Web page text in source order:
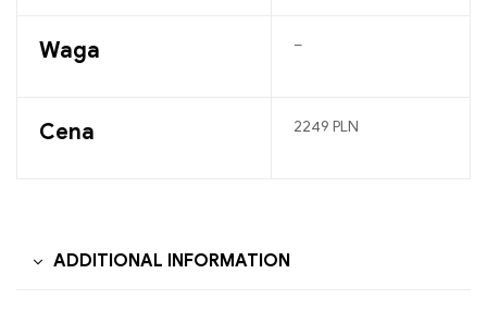
Waga –
Cena 2249 PLN
ADDITIONAL INFORMATION